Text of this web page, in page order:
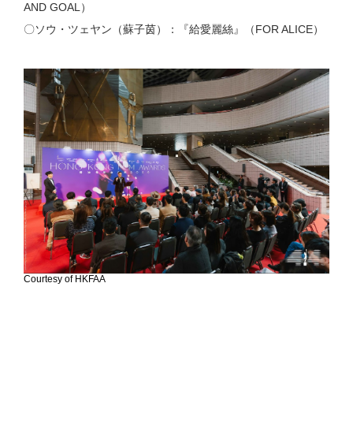
AND GOAL）
〇ソウ・ツェヤン（蘇子茵）：『給愛麗絲』（FOR ALICE）
Courtesy of HKFAA